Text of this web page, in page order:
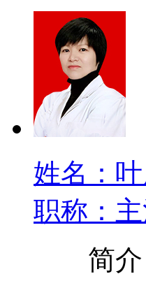
姓名：
职称：
简介：